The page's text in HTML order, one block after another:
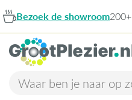
200+ showmodellen!